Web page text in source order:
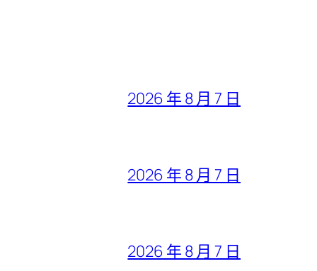
2026 年 8 月 7 日
2026 年 8 月 7 日
2026 年 8 月 7 日